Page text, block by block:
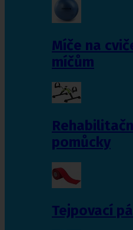
Míče na
míčům
pomůcky
Tejpovací